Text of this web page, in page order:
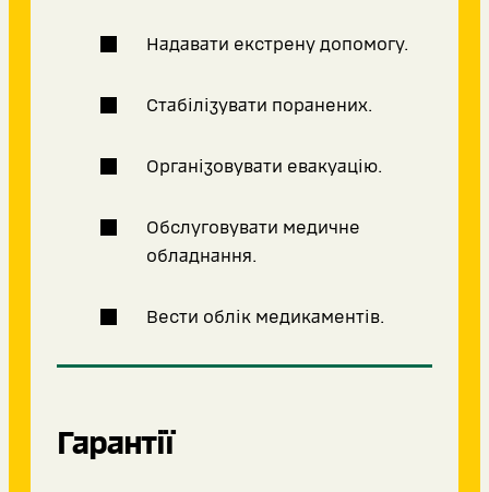
Надавати екстрену допомогу.
Стабілізувати поранених.
Організовувати евакуацію.
Обслуговувати медичне
обладнання.
Вести облік медикаментів.
Гарантії